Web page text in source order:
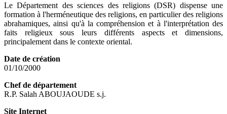
Le Département des sciences des religions (DSR) dispense une
formation à l'herméneutique des religions, en particulier des religions
abrahamiques, ainsi qu'à la compréhension et à l'interprétation des
faits religieux sous leurs différents aspects et dimensions,
principalement dans le contexte oriental.
Date de création
01/10/2000
Chef de département
R.P. Salah ABOUJAOUDE s.j.
Site Internet